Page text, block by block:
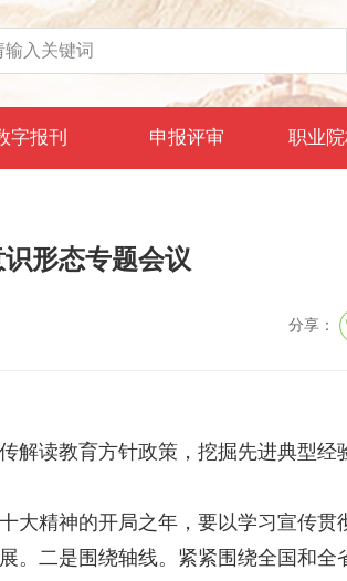
字报刊 申报评审 职业
形态专题会议
分享：
解读教育方针政策，挖掘先进典型经
大精神的开局之年，要以学习宣传贯
。二是围绕轴线。紧紧围绕全国和全